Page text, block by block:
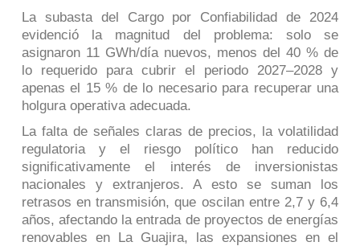
La subasta del Cargo por Confiabilidad de 2024
evidenció la magnitud del problema: solo se
asignaron 11 GWh/día nuevos, menos del 40 % de
lo requerido para cubrir el periodo 2027–2028 y
apenas el 15 % de lo necesario para recuperar una
holgura operativa adecuada.
La falta de señales claras de precios, la volatilidad
regulatoria y el riesgo político han reducido
significativamente el interés de inversionistas
nacionales y extranjeros. A esto se suman los
retrasos en transmisión, que oscilan entre 2,7 y 6,4
años, afectando la entrada de proyectos de energías
renovables en La Guajira, las expansiones en el